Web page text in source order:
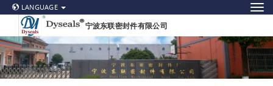
LANGUAGE
宁波东联密封件有限公司